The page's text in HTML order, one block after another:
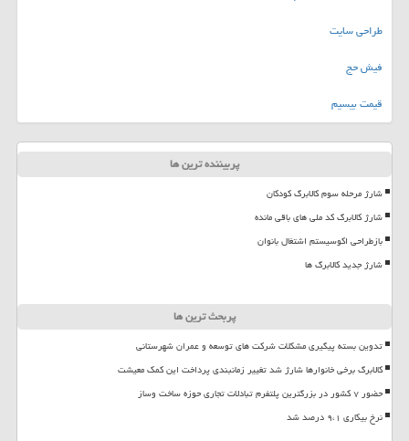
طراحی سایت
فیش حج
قیمت بیسیم
پربیننده ترین ها
شارژ مرحله سوم کالابرگ کودکان
شارژ کالابرگ کد ملی های باقی مانده
بازطراحی اکوسیستم اشتغال بانوان
شارژ جدید کالابرگ ها
پربحث ترین ها
تدوین بسته پیگیری مشکلات شرکت های توسعه و عمران شهرستانی
کالابرگ برخی خانوارها شارژ شد تغییر زمانبندی پرداخت این کمک معیشت
حضور ۷ کشور در بزرگترین پلتفرم تبادلات تجاری حوزه ساخت وساز
نرخ بیکاری ۹،۱ درصد شد